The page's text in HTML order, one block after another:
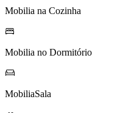
Mobilia na Cozinha
Mobilia no Dormitório
MobiliaSala